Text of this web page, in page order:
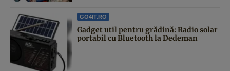
GO4IT.RO
Gadget util pentru grădină: Radio solar
portabil cu Bluetooth la Dedeman